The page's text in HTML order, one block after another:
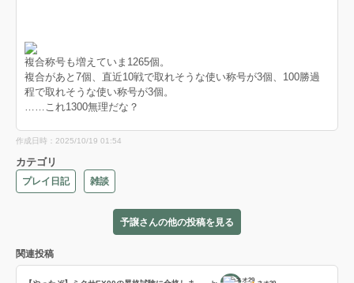
複合称号も増えていま1265個。
複合があと7個、直近10戦で取れそうな使い称号が3個、100勝過
程で取れそうな使い称号が3個。
……これ1300無理だな？
作成日時：2025/10/19 01:54
カテゴリ
プレイ日記 雑談
予譲さんの他の投稿を見る
関連投稿